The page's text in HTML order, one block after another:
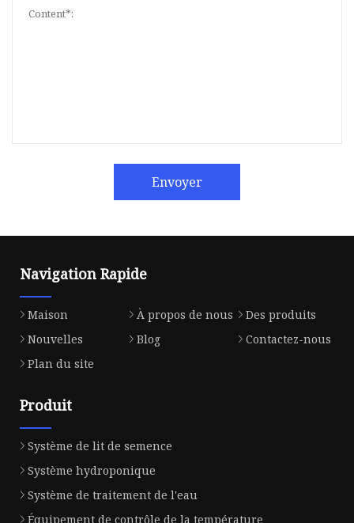
Envoyer
Navigation Rapide
Maison À propos de nous
Des produits
Nouvelles
Blog
Contactez-nous
Plan du site
Produit
Système de lit de semence
Système hydroponique
Système de traitement de l'eau
Équipement de contrôle de la température